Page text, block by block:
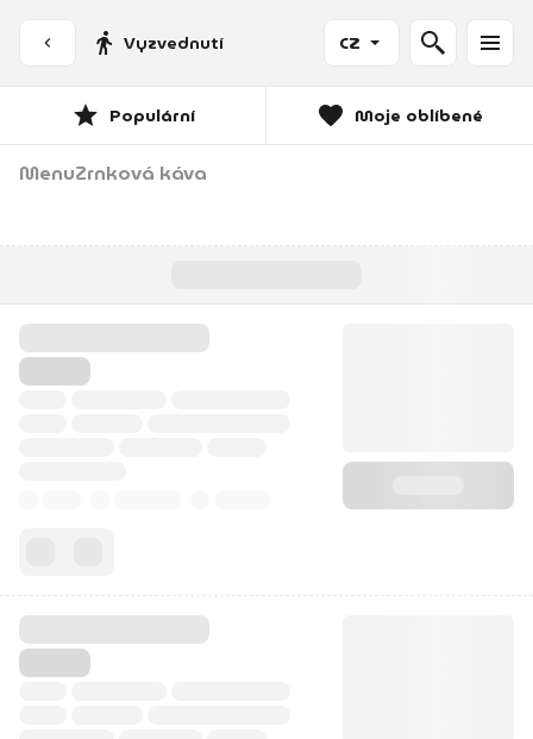
Vyzvednutí CZ
Populární Moje oblíbené
MenuZrnková káva